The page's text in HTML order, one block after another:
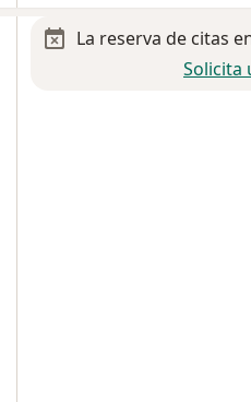
La reserva de citas
Solicita